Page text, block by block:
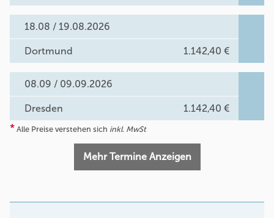
18.08 / 19.08.2026
Dortmund 1.142,40 €
08.09 / 09.09.2026
Dresden 1.142,40 €
* Alle Preise verstehen sich inkl. MwSt
Mehr Termine Anzeigen